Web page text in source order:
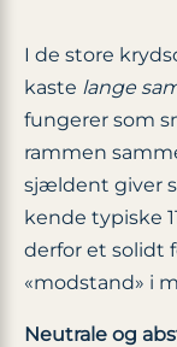
I de store
kaste lange
fungerer som
rammen
sjældent giver
kende typiske
derfor et solidt
«modstand» i
Neutrale og